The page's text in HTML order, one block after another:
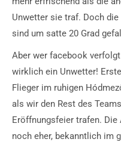
Unwetter sie traf. Doch
sind um satte 20 Grad
Aber wer facebook
wirklich ein Unwetter!
Flieger im ruhigen
als wir den Rest des
Eröffnungsfeier trafen.
noch eher, bekanntlich im